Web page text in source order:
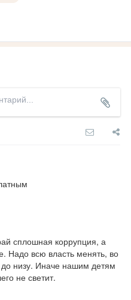
сплошная коррупция, а
Надо всю власть менять, во
до низу. Иначе нашим детям
не светит.